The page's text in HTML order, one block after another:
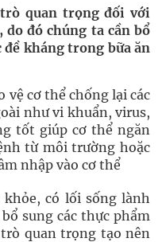
quan trọng đối với
đó chúng ta cần bổ
đề kháng trong bữa ăn
vệ cơ thể chống lại các
như vi khuẩn, virus,
tốt giúp cơ thể ngăn
từ môi trường hoặc
nhập vào cơ thể
khỏe, có lối sống lành
sung các thực phẩm
quan trọng tạo nên